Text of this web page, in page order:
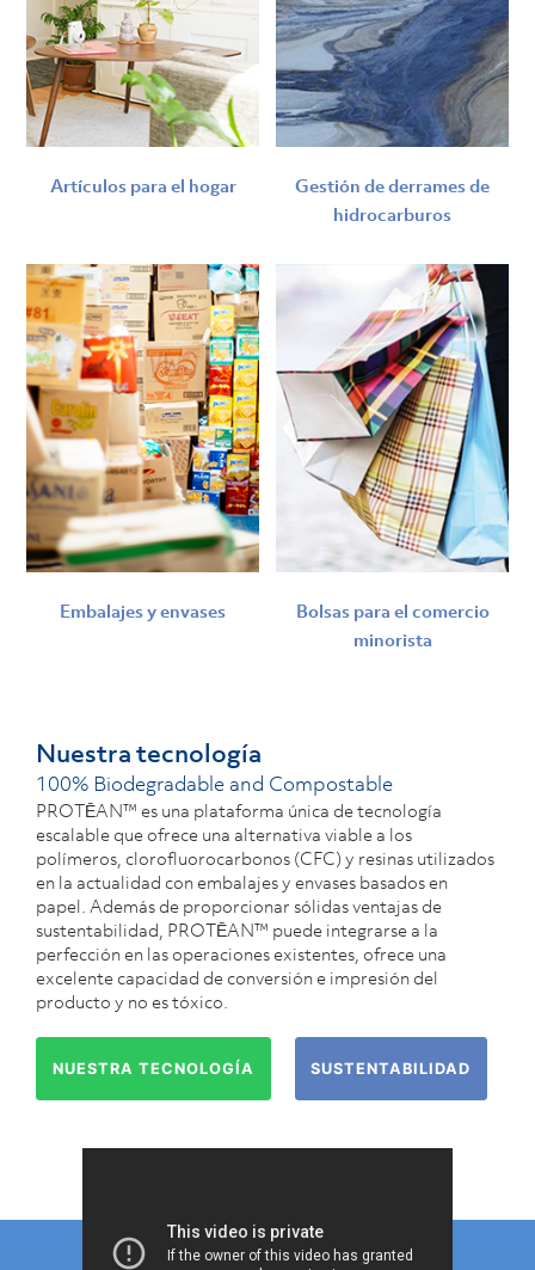
Artículos para el hogar
Gestión de derrames de
hidrocarburos
Embalajes y envases
Bolsas para el comercio
minorista
Nuestra tecnología
100% Biodegradable and Compostable
PROTĒAN™ es una plataforma única de tecnología
escalable que ofrece una alternativa viable a los
polímeros, clorofluorocarbonos (CFC) y resinas utilizados
en la actualidad con embalajes y envases basados en
papel. Además de proporcionar sólidas ventajas de
sustentabilidad, PROTĒAN™ puede integrarse a la
perfección en las operaciones existentes, ofrece una
excelente capacidad de conversión e impresión del
producto y no es tóxico.
NUESTRA TECNOLOGÍA SUSTENTABILIDAD